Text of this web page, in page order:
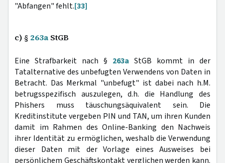
"Abfangen" fehlt.[33]
c) § 263a StGB
Eine Strafbarkeit nach § 263a StGB kommt in der
Tatalternative des unbefugten Verwendens von Daten in
Betracht. Das Merkmal "unbefugt" ist dabei nach h.M.
betrugsspezifisch auszulegen, d.h. die Handlung des
Phishers muss täuschungsäquivalent sein. Die
Kreditinstitute vergeben PIN und TAN, um ihren Kunden
damit im Rahmen des Online-Banking den Nachweis
ihrer Identität zu ermöglichen, weshalb die Verwendung
dieser Daten mit der Vorlage eines Ausweises bei
persönlichem Geschäftskontakt verglichen werden kann.